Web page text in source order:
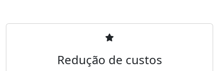
Redução de custos